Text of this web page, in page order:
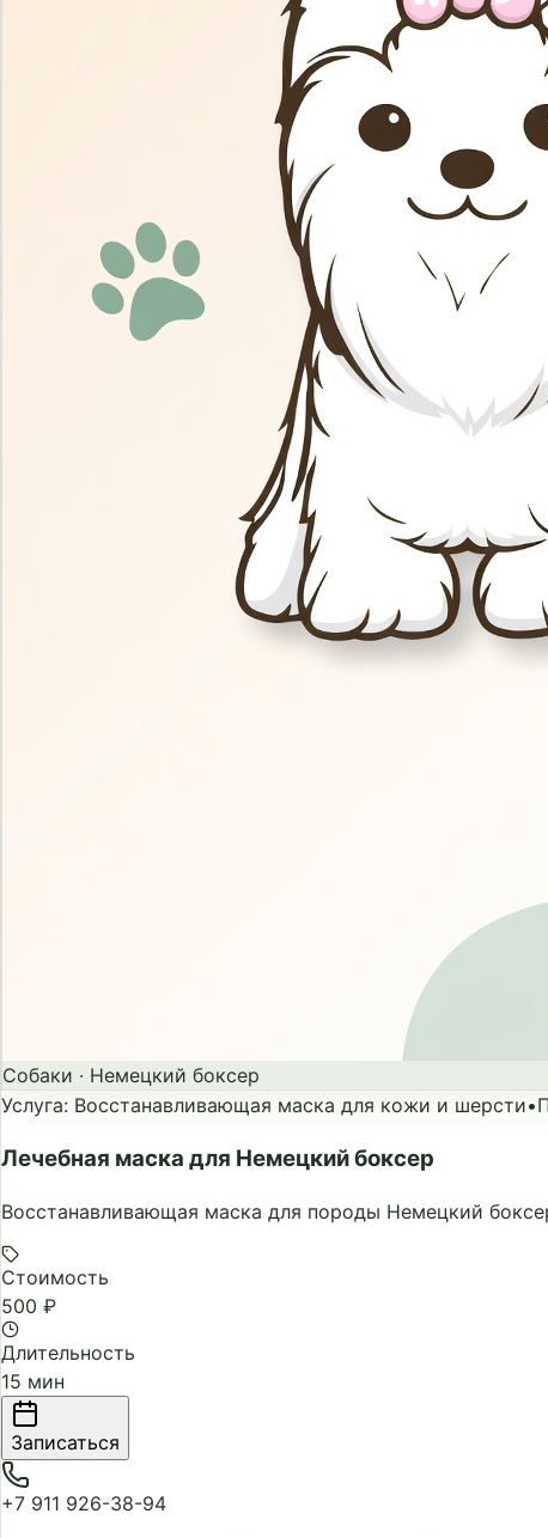
Собаки · Немецкий боксер
Услуга: Восстанавливающая маска для кожи и шерсти•
Лечебная маска для Немецкий боксер
Восстанавливающая маска для породы Немецкий
Стоимость
500 ₽
Длительность
15 мин
Записаться
+7 911 926-38-94